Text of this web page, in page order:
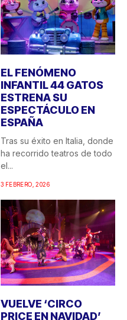
EL FENÓMENO
INFANTIL 44 GATOS
ESTRENA SU
ESPECTÁCULO EN
ESPAÑA
Tras su éxito en Italia, donde
ha recorrido teatros de todo
el...
3 FEBRERO, 2026
VUELVE ‘CIRCO
PRICE EN NAVIDAD’